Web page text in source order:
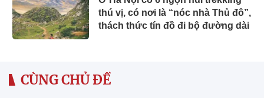
thú vị, có nơi là “nóc nhà Thủ đô”,
thách thức tín đồ đi bộ đường dài
CÙNG CHỦ ĐỀ